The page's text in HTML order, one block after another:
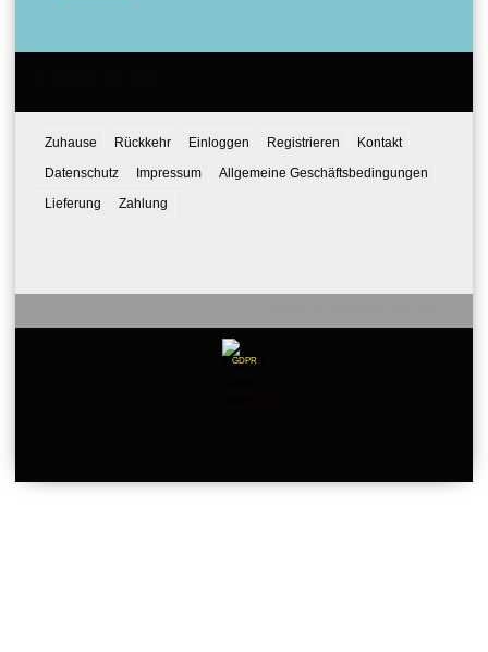
Zuhause Rückkehr Einloggen Registrieren
Kontakt
Datenschutz
Impressum
Allgemeine Geschäftsbedingungen
Lieferung
Zahlung
GDPR